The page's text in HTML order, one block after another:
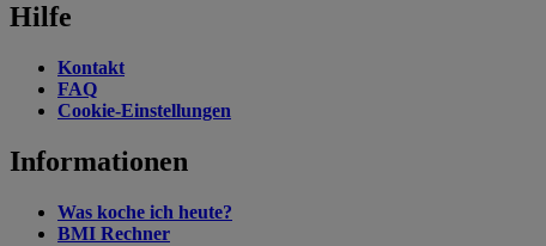
Hilfe
Kontakt
FAQ
Cookie-Einstellungen
Informationen
Was koche ich heute?
BMI Rechner